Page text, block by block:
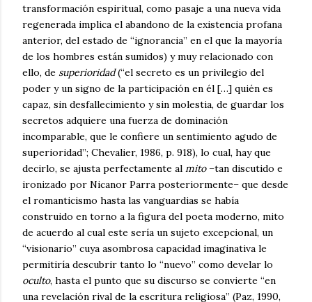
transformación espiritual, como pasaje a una nueva vida
regenerada implica el abandono de la existencia profana
anterior, del estado de “ignorancia” en el que la mayoría
de los hombres están sumidos) y muy relacionado con
ello, de superioridad(“el secreto es un privilegio del
poder y un signo de la participación en él […] quién es
capaz, sin desfallecimiento y sin molestia, de guardar los
secretos adquiere una fuerza de dominación
incomparable, que le confiere un sentimiento agudo de
superioridad”; Chevalier, 1986, p. 918), lo cual, hay que
decirlo, se ajusta perfectamente al mito–tan discutido e
ironizado por Nicanor Parra posteriormente– que desde
el romanticismo hasta las vanguardias se había
construido en torno a la figura del poeta moderno, mito
de acuerdo al cual este sería un sujeto excepcional, un
“visionario” cuya asombrosa capacidad imaginativa le
permitiría descubrir tanto lo “nuevo” como develar lo
oculto, hasta el punto que su discurso se convierte “en
una revelación rival de la escritura religiosa” (Paz, 1990,